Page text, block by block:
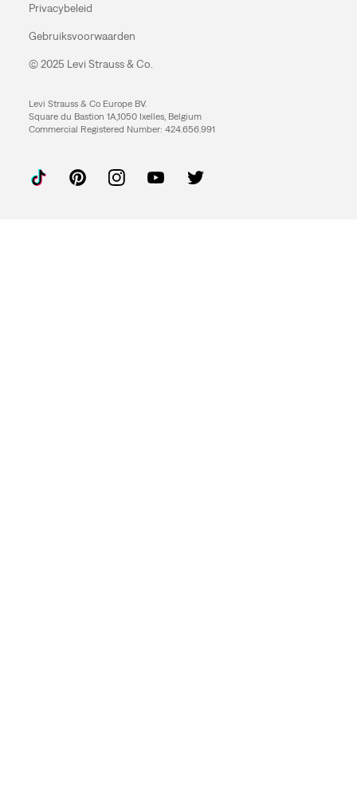
Privacybeleid
Gebruiksvoorwaarden
© 2025 Levi Strauss & Co.
Levi Strauss & Co Europe BV.
Square du Bastion 1A,1050 Ixelles, Belgium
Commercial Registered Number: 424.656.991